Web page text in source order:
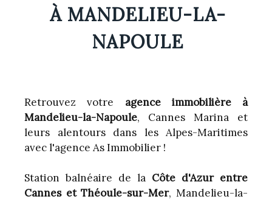
À MANDELIEU-LA-
NAPOULE
Retrouvez votre agence immobilière à
Mandelieu-la-Napoule, Cannes Marina et
leurs alentours dans les Alpes-Maritimes
avec l'agence As Immobilier !
Station balnéaire de la Côte d'Azur entre
Cannes et Théoule-sur-Mer, Mandelieu-la-